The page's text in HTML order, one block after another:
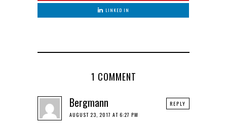
LINKED IN
1 COMMENT
Bergmann
AUGUST 23, 2017 AT 6:27 PM
REPLY